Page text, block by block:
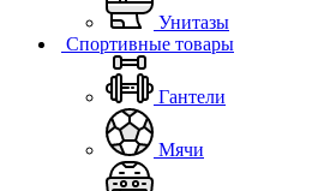
Унитазы
Спортивные товары
Гантели
Мячи